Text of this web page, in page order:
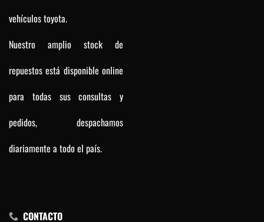
vehículos toyota.
Nuestro amplio stock de
repuestos está disponible online
para todas sus consultas y
pedidos, despachamos
diariamente a todo el país.
CONTACTO